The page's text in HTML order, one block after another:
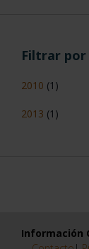
Filtrar por
2010 (1)
2013 (1)
Información